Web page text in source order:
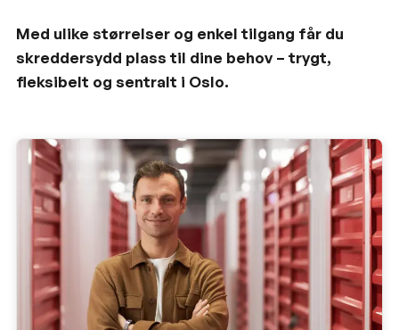
Med ulike størrelser og enkel tilgang får du
skreddersydd plass til dine behov – trygt,
fleksibelt og sentralt i Oslo.